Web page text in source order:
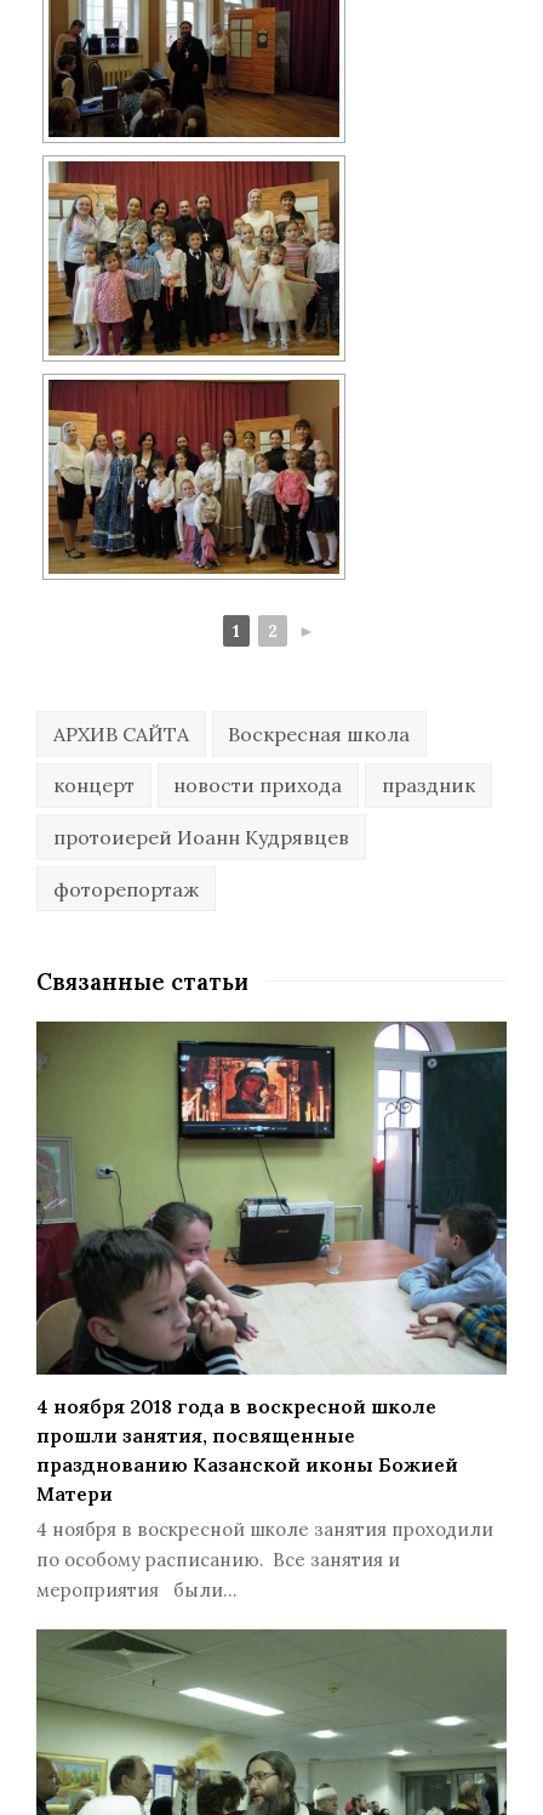
1 2 ►
АРХИВ САЙТА Воскресная школа
концерт новости прихода праздник
протоиерей Иоанн Кудрявцев
фоторепортаж
Связанные статьи
4 ноября 2018 года в воскресной школе
прошли занятия, посвященные
празднованию Казанской иконы Божией
Матери
4 ноября в воскресной школе занятия проходили
по особому расписанию. Все занятия и
мероприятия были…